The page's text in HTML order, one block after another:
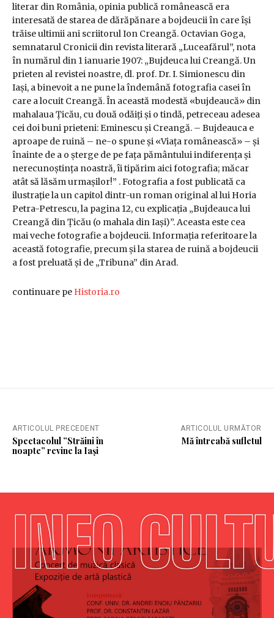
literar din România, opinia publică românească era
interesată de starea de dărăpănare a bojdeucii în care îşi
trăise ultimii ani scriitorul Ion Creangă. Octavian Goga,
semnatarul Cronicii din revista literară „Luceafărul”, nota
în numărul din 1 ianuarie 1907: „Bujdeuca lui Creangă. Un
prieten al revistei noastre, dl. prof. Dr. I. Simionescu din
Iași, a binevoit a ne pune la îndemână fotografia casei în
care a locuit Creangă. În această modestă «bujdeaucă» din
mahalaua Țicău, cu două odăiți și o tindă, petreceau adesea
cei doi buni prieteni: Eminescu și Creangă. – Bujdeauca e
aproape de ruină – ne-o spune și «Viața românească» – și
înainte de a o șterge de pe fața pământului indiferența și
nerecunoștința noastră, îi tipărim aici fotografia; măcar
atât să lăsăm urmașilor!” . Fotografia a fost publicată ca
ilustrație la un capitol dintr-un roman original al lui Horia
Petra-Petrescu, la pagina 12, cu explicația „Bujdeauca lui
Creangă din Țicău (o mahala din Iași)”. Aceasta este cea
mai veche fotografie a bojdeucii. Informația referitoare la
această fotografie, precum și la starea de ruină a bojdeucii
a fost preluată și de „Tribuna” din Arad.
continuare pe Historia.ro
ARTICOLUL PRECEDENT
Spectacolul ”Străini în
noapte” revine la Iași
ARTICOLUL URMĂTOR
Mă întreabă sufletul